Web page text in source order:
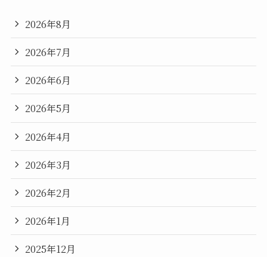
2026年8月
2026年7月
2026年6月
2026年5月
2026年4月
2026年3月
2026年2月
2026年1月
2025年12月